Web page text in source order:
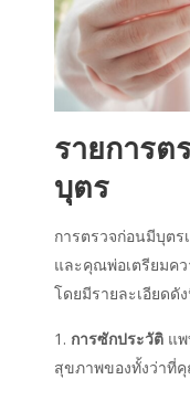
รายการ
บุตร
การตรวจก่อนมีบุต
และคุณพ่อเตรียมค
โดยมีรายละเอียดดั
การซักประวัติ แ
สุขภาพของทั้งว่าที่